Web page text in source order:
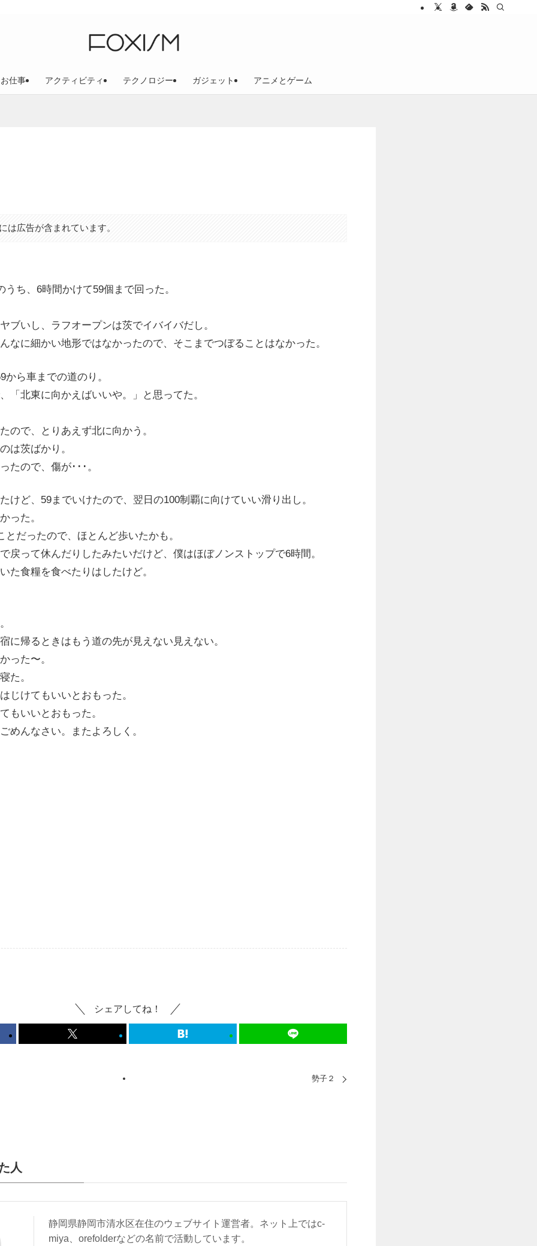
お仕事 アクティビティ テクノロジー ガジェット アニメとゲーム
は広告が含まれています。
ち、6時間かけて59個まで回った。
ブいし、ラフオープンは茨でイバイバだし。
なに細かい地形ではなかったので、そこまでつぼることはなかった。
ら車までの道のり。
「北東に向かえばいいや。」と思ってた。
ので、とりあえず北に向かう。
は茨ばかり。
たので、傷が･･･。
ど、59までいけたので、翌日の100制覇に向けていい滑り出し。
った。
とだったので、ほとんど歩いたかも。
戻って休んだりしたみたいだけど、僕はほぼノンストップで6時間。
た食糧を食べたりはしたけど。
に帰るときはもう道の先が見えない見えない。
った〜。
た。
じけてもいいとおもった。
もいいとおもった。
めんなさい。またよろしく。
シェアしてね！
勢子２
人
静岡県静岡市清水区在住のウェブサイト運営者。ネット上ではc-
miya、orefolderなどの名前で活動しています。